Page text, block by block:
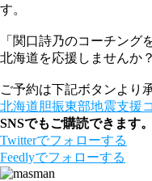
す。
「関口詩乃のコーチング
北海道を応援しませんか？
ご予約は下記ボタンより
北海道胆振東部地震支援
SNSでもご購読できます。
Twitterでフォローする
Feedlyでフォローする